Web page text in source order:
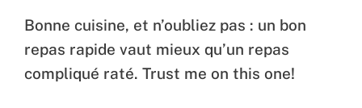
Bonne cuisine, et n’oubliez pas : un bon
repas rapide vaut mieux qu’un repas
compliqué raté. Trust me on this one!